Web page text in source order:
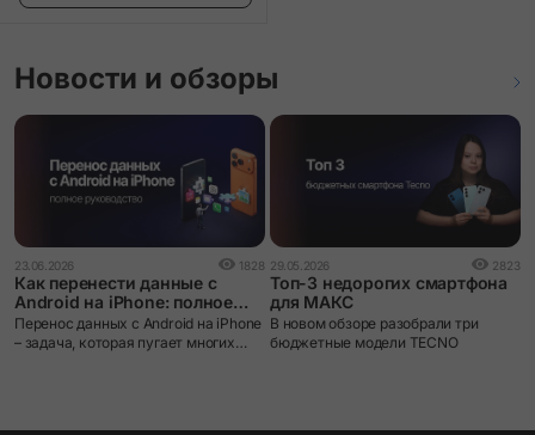
Новости и обзоры
23.06.2026 1828
Как перенести данные с
Android на iPhone: полное
руководство
Перенос данных с Android на iPhone
– задача, которая пугает многих
29.05.2026 2823
Топ-3 недорогих смартфона
для МАКС
В новом обзоре разобрали три
бюджетные модели TECNO